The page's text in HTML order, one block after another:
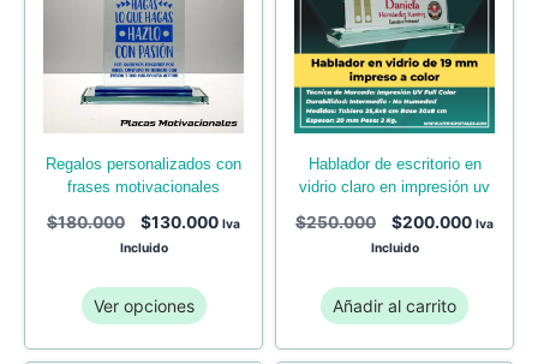
regalos personalizados con
frases motivacionales
$180.000 $130.000 Iva
Incluido
Ver opciones
hablador de escritorio en
vidrio claro en impresión uv
$250.000 $200.000 Iva
Incluido
Añadir al carrito